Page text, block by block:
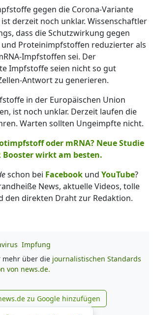
gegen die Corona-Variante
derzeit noch unklar. Wissenschaftler
dass die Schutzwirkung gegen
Proteinimpfstoffen reduzierter als
Impfstoffen sei. Der
Impfstoffe seien nicht so gut
Antwort zu generieren.
in der Europäischen Union
ist noch unklar. Derzeit laufen die
Warten sollten Ungeimpfte nicht.
oder mRNA? Neue Studie
Booster wirkt am besten.
schon bei Facebook und YouTube?
News, aktuelle Videos, tolle
den direkten Draht zur Redaktion.
Impfung
mehr über die journalistischen Standards
von news.de.
news.de zu Google
zu Google hinzufügen